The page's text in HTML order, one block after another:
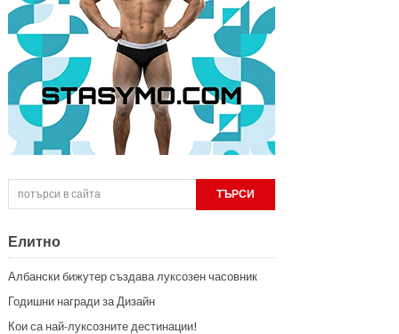
Елитно
Албански бижутер създава луксозен часовник
Годишни награди за Дизайн
Кои са най-луксозните дестинации!